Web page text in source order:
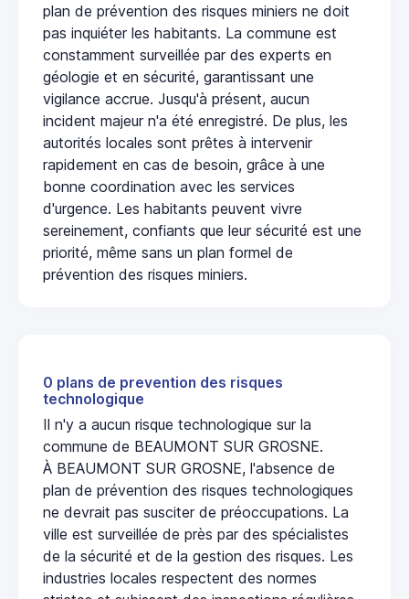
plan de prévention des risques miniers ne doit
pas inquiéter les habitants. La commune est
constamment surveillée par des experts en
géologie et en sécurité, garantissant une
vigilance accrue. Jusqu'à présent, aucun
incident majeur n'a été enregistré. De plus, les
autorités locales sont prêtes à intervenir
rapidement en cas de besoin, grâce à une
bonne coordination avec les services
d'urgence. Les habitants peuvent vivre
sereinement, confiants que leur sécurité est une
priorité, même sans un plan formel de
prévention des risques miniers.
0 plans de prevention des risques
technologique
Il n'y a aucun risque technologique sur la
commune de BEAUMONT SUR GROSNE.
À BEAUMONT SUR GROSNE, l'absence de
plan de prévention des risques technologiques
ne devrait pas susciter de préoccupations. La
ville est surveillée de près par des spécialistes
de la sécurité et de la gestion des risques. Les
industries locales respectent des normes